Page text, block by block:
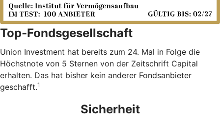
Top-Fondsgesellschaft
Union Investment hat bereits zum 24. Mal in Folge die
Höchstnote von 5 Sternen von der Zeitschrift Capital
erhalten. Das hat bisher kein anderer Fondsanbieter
geschafft.1
Sicherheit